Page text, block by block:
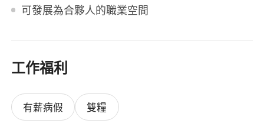
可發展為合夥人的職業空間
工作福利
有薪病假 雙糧